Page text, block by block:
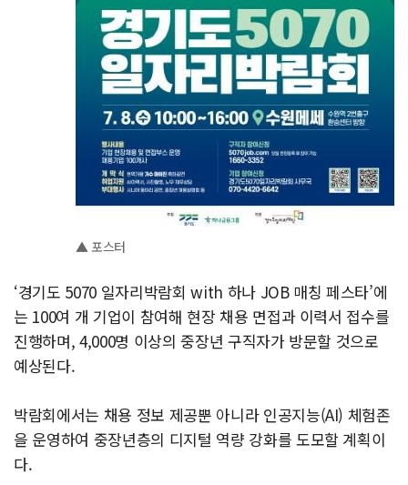
▲ 포스터
‘경기도 5070 일자리박람회 with 하나 JOB 매칭 페스타’에
는 100여 개 기업이 참여해 현장 채용 면접과 이력서 접수를
진행하며, 4,000명 이상의 중장년 구직자가 방문할 것으로
예상된다.
박람회에서는 채용 정보 제공뿐 아니라 인공지능(AI) 체험존
을 운영하여 중장년층의 디지털 역량 강화를 도모할 계획이
다.